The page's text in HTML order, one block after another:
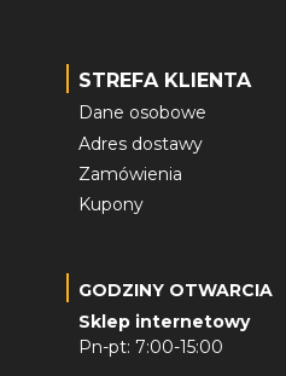
STREFA KLIENTA
Dane osobowe
Adres dostawy
Zamówienia
Kupony
GODZINY OTWARCIA
Sklep internetowy
Pn-pt: 7:00-15:00